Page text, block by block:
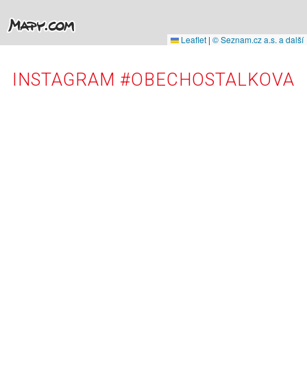
Leaflet | © Seznam.cz a.s. a další
INSTAGRAM #OBECHOSTALKOVA